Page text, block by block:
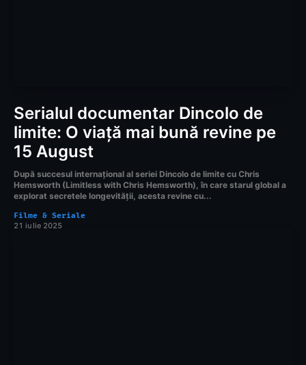
Serialul documentar Dincolo de
limite: O viață mai bună revine pe
15 August
După succesul internațional al seriei Dincolo de limite cu Chris
Hemsworth (Limitless with Chris Hemsworth), în care starul global a
explorat secretele longevității, acesta revine cu...
Filme & Seriale
21 iulie 2025